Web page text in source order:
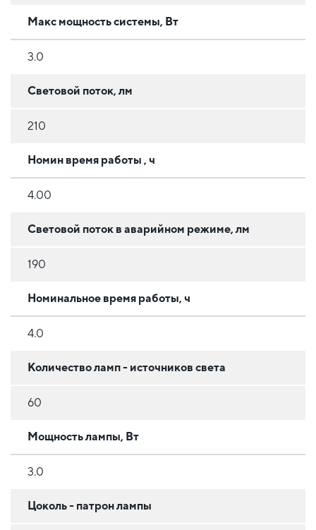
Макс мощность системы, Вт
3.0
Световой поток, лм
210
Номин время работы , ч
4.00
Световой поток в аварийном режиме, лм
190
Номинальное время работы, ч
4.0
Количество ламп - источников света
60
Мощность лампы, Вт
3.0
Цоколь - патрон лампы